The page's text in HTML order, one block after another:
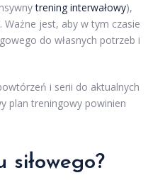
trening interwałowy),
jest, aby w tym czasie
do własnych potrzeb i
i serii do aktualnych
plan treningowy powinien